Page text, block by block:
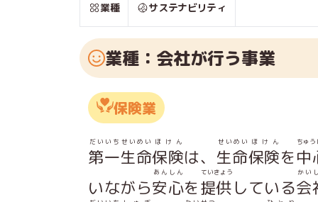
業種 サステナビリティ
業種：会社が行う事業
保険業
第一
だいいち
生命
せいめい
保険
ほけん
は、 生命
せいめい
保険
ほけん
を中
ちゅう
いながら安心
あんしん
を提供
ていきょう
している会
かい